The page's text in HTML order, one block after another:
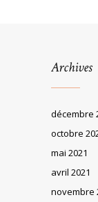
Archives
décembre
octobre
mai 2021
avril 2021
novembre